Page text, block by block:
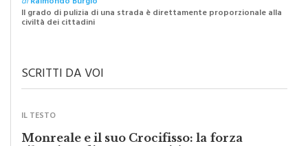
civiltà dei cittadini
Monreale e il suo Crocifisso: la forza
silenziosa di una comunità